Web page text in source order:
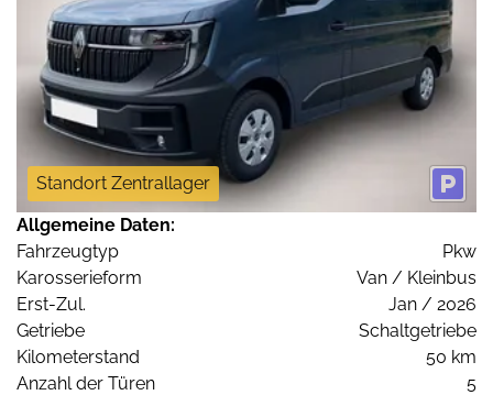
Standort Zentrallager
Allgemeine Daten:
Fahrzeugtyp
Pkw
Karosserieform
Van / Kleinbus
Erst-Zul.
Jan / 2026
Getriebe
Schaltgetriebe
Kilometerstand
50 km
Anzahl der Türen
5